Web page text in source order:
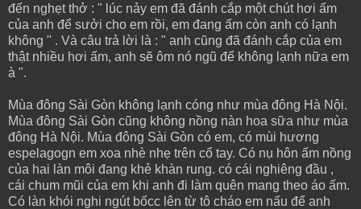
đến nghẹt thở : " lúc nảy em đã đánh cắp một chút hơi ấm
của anh để sưởi cho em rồi, em đang ấm còn anh có lạnh
không " . Và câu trả lời là : " anh cũng đã đánh cắp của em
thật nhiều hơi ấm, anh sẽ ôm nó ngũ để không lạnh nữa em
à ".
Mùa đông Sài Gòn không lạnh cóng như mùa đông Hà Nội.
Mùa đông Sài Gòn cũng không nồng nàn hoa sữa như mùa
đông Hà Nội. Mùa đông Sài Gòn có em, có mùi hương
espelagogn em xoa nhè nhẹ trên cổ tay. Có nụ hôn ấm nồng
của hai làn môi đang khẻ khàn rung. có cái nghiêng đầu ,
cái chum mũi của em khi anh đi làm quên mang theo áo ấm.
Có làn khói nghi ngút bốcc lên từ tô cháo em nấu để anh